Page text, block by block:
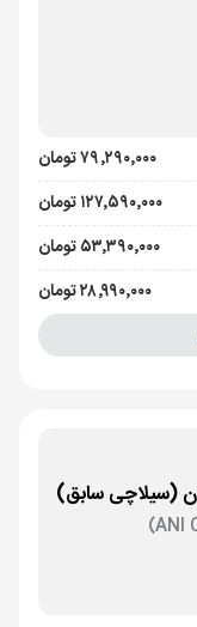
۷۹٬۲۹۰٬۰۰۰ تومان
۱۲۷٬۵۹۰٬۰۰۰ تومان
۵۳٬۳۹۰٬۰۰۰ تومان
۲۸٬۹۹۰٬۰۰۰ تومان
(سیلاچی سابق)
ANI